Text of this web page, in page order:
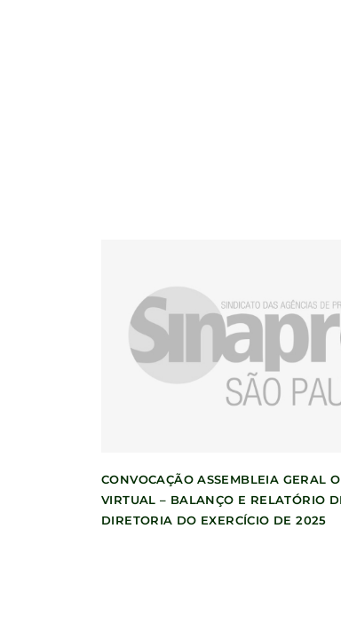
CONVOCAÇÃO ASSEMBLEIA GERAL
VIRTUAL – BALANÇO E RELATÓRIO
DIRETORIA DO EXERCÍCIO DE 2025